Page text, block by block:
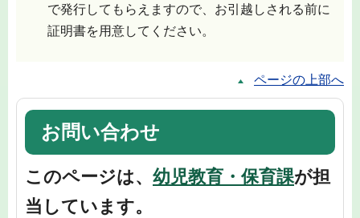
で発行してもらえますので、お引越しされる前に
証明書を用意してください。
ページの上部へ
お問い合わせ
このページは、 幼児教育・保育課が担
当しています。